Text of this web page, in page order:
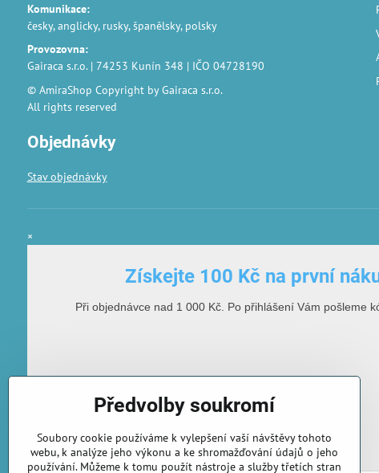
Komunikace:
česky, anglicky, rusky, španělsky, polsky
Provozovna:
Gairaca s.r.o. | 74253 Kunín 348 | IČO 04728190
© AmiraShop Copyright by Gairaca s.r.o.
All rights reserved
Objednávky
Stav objednávky
×
Získejte 100 Kč na první
Při objednávce nad 1 000 Kč. Po přihlášení Vám pošleme
E-mailová adresa
Předvolby soukromí
Soubory cookie používáme k vylepšení vaší návštěvy tohoto
webu, k analýze jeho výkonu a ke shromažďování údajů o jeho
používání. Můžeme k tomu použít nástroje a služby třetích stran